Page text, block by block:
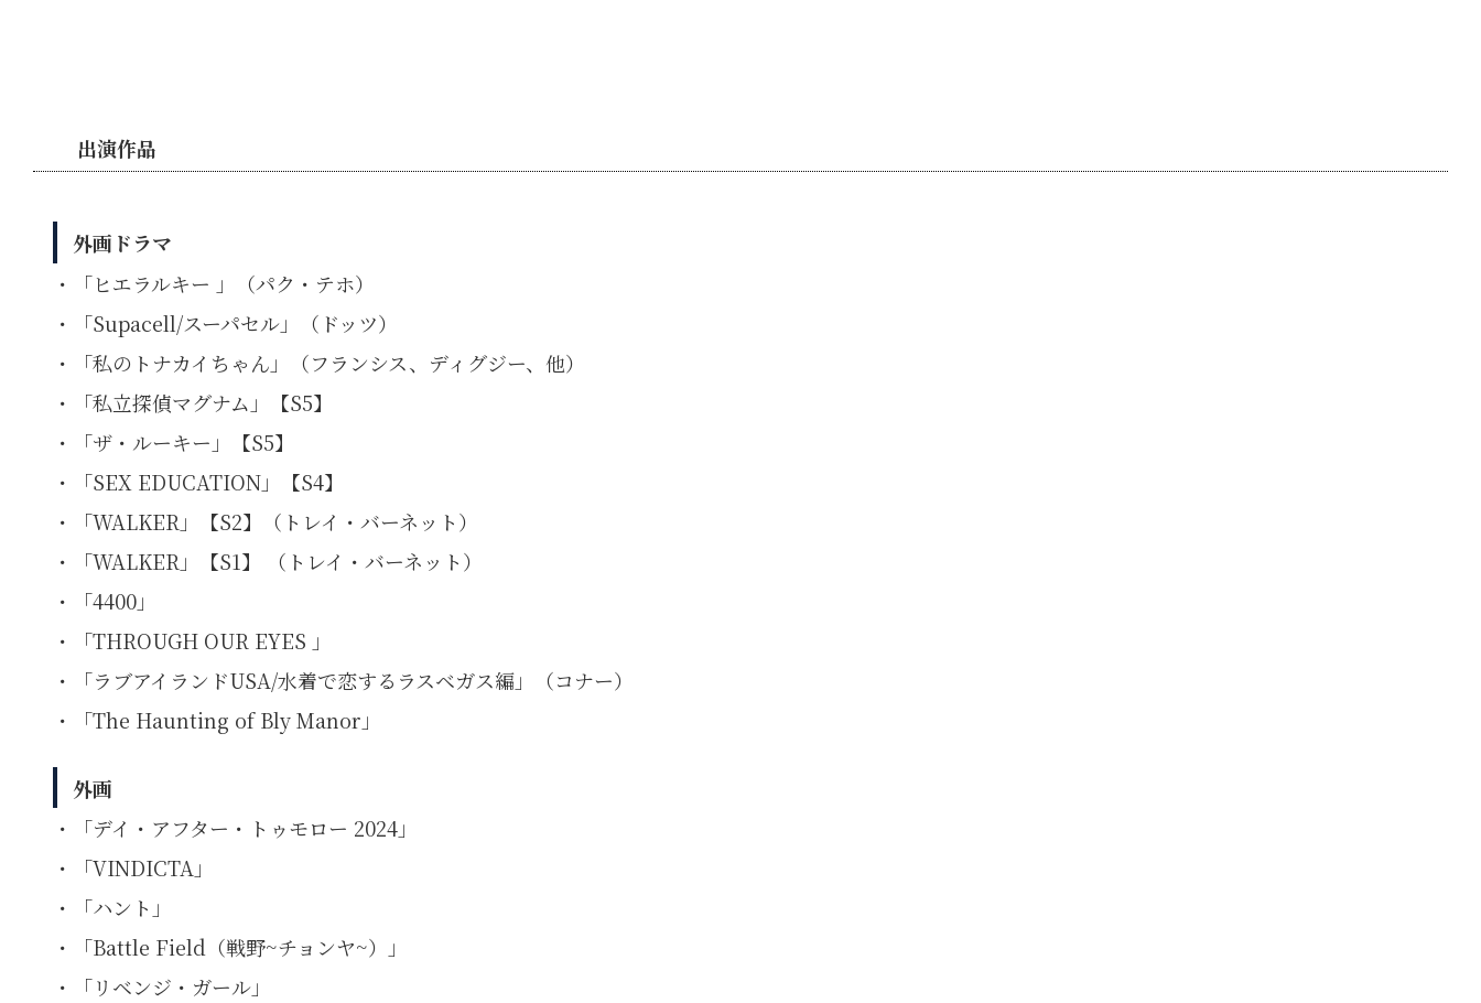
出演作品
外画ドラマ
・「ヒエラルキー 」（パク・テホ）
・「Supacell/スーパセル」（ドッツ）
・「私のトナカイちゃん」（フランシス、ディグジー、他）
・「私立探偵マグナム」【S5】
・「ザ・ルーキー」【S5】
・「SEX EDUCATION」【S4】
・「WALKER」【S2】（トレイ・バーネット）
・「WALKER」【S1】 （トレイ・バーネット）
・「4400」
・「THROUGH OUR EYES 」
・「ラブアイランドUSA/水着で恋するラスベガス編」（コナー）
・「The Haunting of Bly Manor」
外画
・「デイ・アフター・トゥモロー 2024」
・「VINDICTA」
・「ハント」
・「Battle Field（戦野~チョンヤ~）」
・「リベンジ・ガール」